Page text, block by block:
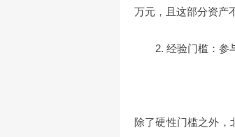
万元，且这部分资产
2. 经验门槛：参
除了硬性门槛之外，